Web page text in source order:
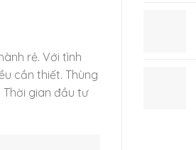
rẻ. Với tình
cần thiết. Thùng
gian đầu tư